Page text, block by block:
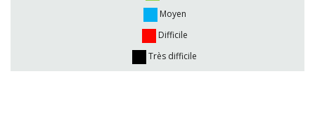
Moyen
Difficile
Très difficile